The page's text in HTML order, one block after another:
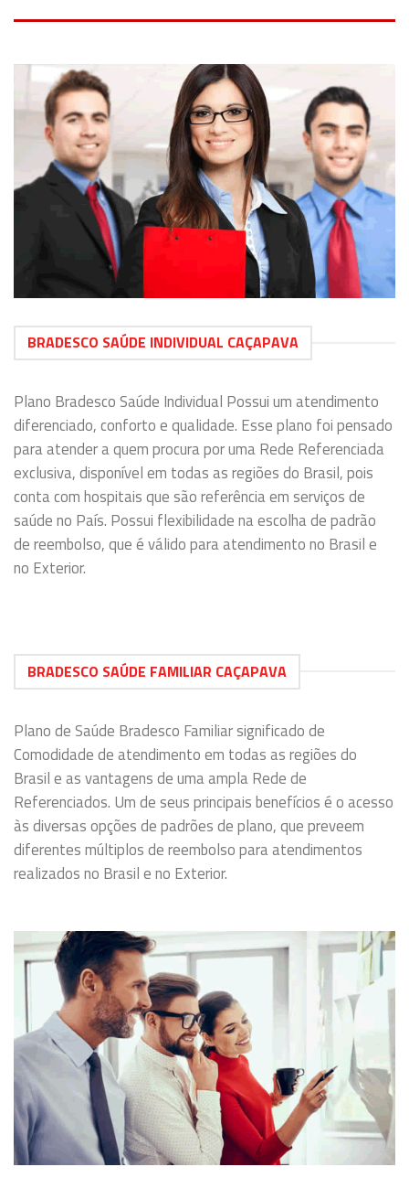
BRADESCO SAÚDE INDIVIDUAL CAÇAPAVA
Plano Bradesco Saúde Individual Possui um atendimento
diferenciado, conforto e qualidade. Esse plano foi pensado
para atender a quem procura por uma Rede Referenciada
exclusiva, disponível em todas as regiões do Brasil, pois
conta com hospitais que são referência em serviços de
saúde no País. Possui flexibilidade na escolha de padrão
de reembolso, que é válido para atendimento no Brasil e
no Exterior.
BRADESCO SAÚDE FAMILIAR CAÇAPAVA
Plano de Saúde Bradesco Familiar significado de
Comodidade de atendimento em todas as regiões do
Brasil e as vantagens de uma ampla Rede de
Referenciados. Um de seus principais benefícios é o acesso
às diversas opções de padrões de plano, que preveem
diferentes múltiplos de reembolso para atendimentos
realizados no Brasil e no Exterior.